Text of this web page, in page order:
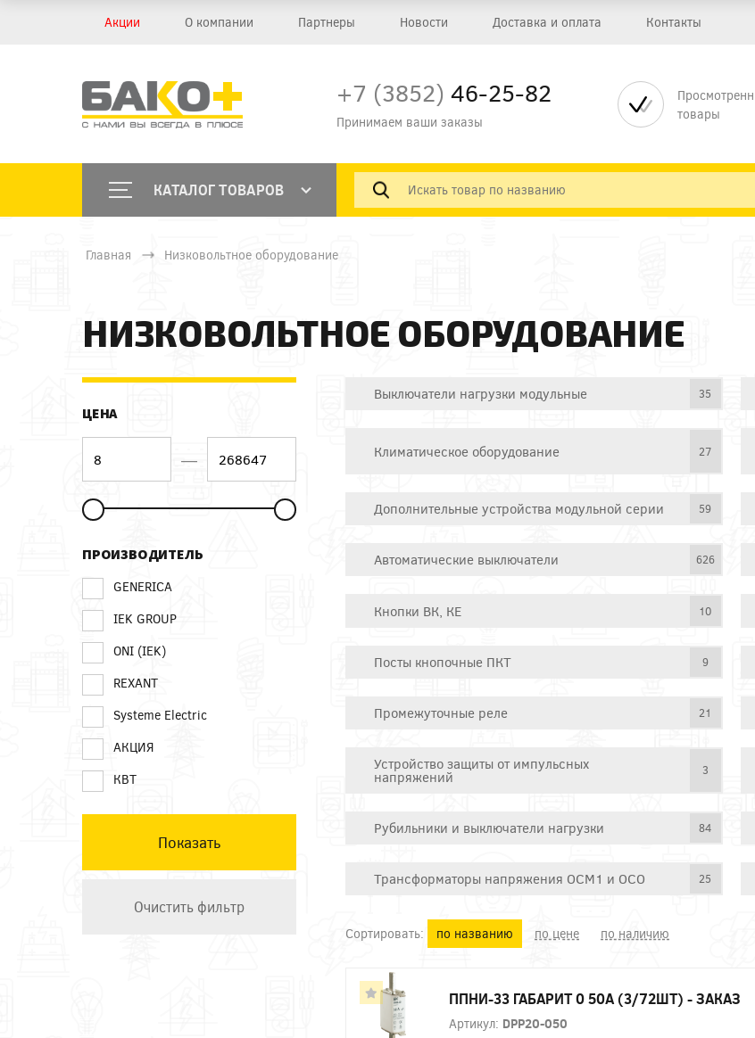
Акции О компании Партнеры Новости Доставка и оплата Контакты
+7 (3852) 46-25-82
Принимаем ваши заказы
товары
КАТАЛОГ ТОВАРОВ
Главная Низковольтное оборудование
НИЗКОВОЛЬТНОЕ ОБОРУДОВАНИЕ
ЦЕНА
—
ПРОИЗВОДИТЕЛЬ
GENERICA
IEK GROUP
ONI (IEK)
REXANT
Systeme Electric
АКЦИЯ
КВТ
КЭАЗ
Остальные ТМ
Техэнерго
Выключатели нагрузки модульные 35
Климатическое оборудование 27
Дополнительные устройства модульной серии 59
Автоматические выключатели 626
Кнопки ВК, КЕ 10
Посты кнопочные ПКТ 9
Промежуточные реле 21
Устройство защиты от импульсных
напряжений 3
Рубильники и выключатели нагрузки 84
Трансформаторы напряжения ОСМ1 и ОСО 25
Сортировать: по названию по цене по наличию
ППНИ-33 ГАБАРИТ 0 50А (3/72ШТ) - ЗАКАЗ
Артикул: DPP20-050